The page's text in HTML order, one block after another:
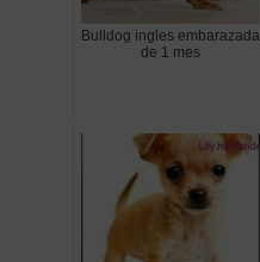
Bulldog ingles embarazada
de 1 mes